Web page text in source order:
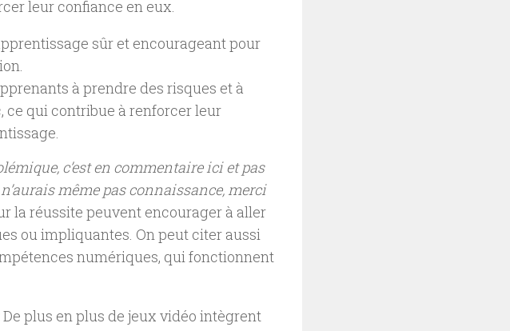
leur confiance en eux.
sûr et encourageant pour
à prendre des risques et à
ce qui contribue à renforcer leur
c’est en commentaire ici et pas
même pas connaissance, merci
la réussite peuvent encourager à aller
ou impliquantes. On peut citer aussi
numériques, qui fonctionnent
De plus en plus de jeux vidéo intègrent